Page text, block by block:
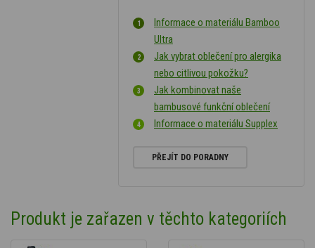
Informace o materiálu Bamboo
Ultra
Jak vybrat oblečení pro alergika
nebo citlivou pokožku?
Jak kombinovat naše
bambusové funkční oblečení
Informace o materiálu Supplex
PŘEJÍT DO PORADNY
Produkt je zařazen v těchto kategoriích